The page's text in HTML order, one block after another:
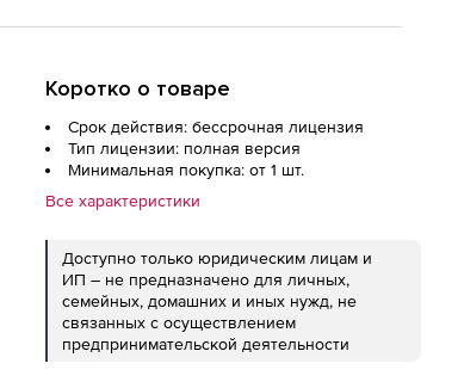
Коротко о товаре
Срок действия: бессрочная лицензия
Тип лицензии: полная версия
Минимальная покупка: от 1 шт.
Все характеристики
Доступно только юридическим лицам и
ИП – не предназначено для личных,
семейных, домашних и иных нужд, не
связанных с осуществлением
предпринимательской деятельности